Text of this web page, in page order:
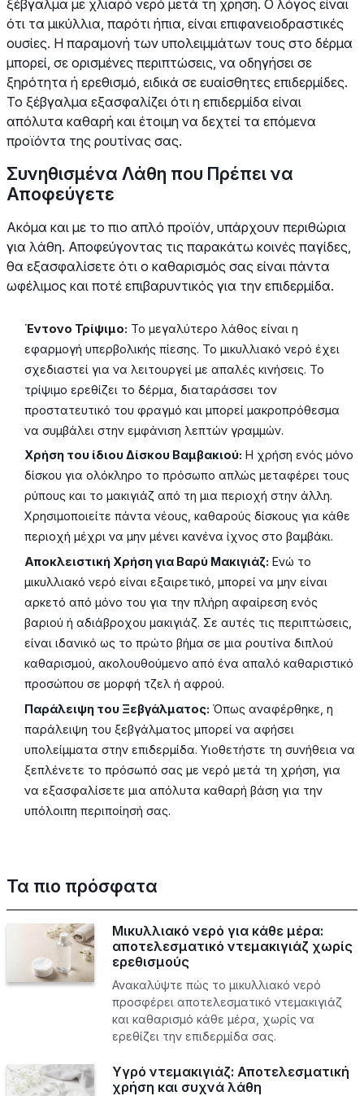
ξέβγαλμα με χλιαρό νερό μετά τη χρήση. Ο λόγος είναι
ότι τα μικύλλια, παρότι ήπια, είναι επιφανειοδραστικές
ουσίες. Η παραμονή των υπολειμμάτων τους στο δέρμα
μπορεί, σε ορισμένες περιπτώσεις, να οδηγήσει σε
ξηρότητα ή ερεθισμό, ειδικά σε ευαίσθητες επιδερμίδες.
Το ξέβγαλμα εξασφαλίζει ότι η επιδερμίδα είναι
απόλυτα καθαρή και έτοιμη να δεχτεί τα επόμενα
προϊόντα της ρουτίνας σας.
Συνηθισμένα Λάθη που Πρέπει να
Αποφεύγετε
Ακόμα και με το πιο απλό προϊόν, υπάρχουν περιθώρια
για λάθη. Αποφεύγοντας τις παρακάτω κοινές παγίδες,
θα εξασφαλίσετε ότι ο καθαρισμός σας είναι πάντα
ωφέλιμος και ποτέ επιβαρυντικός για την επιδερμίδα.
Έντονο Τρίψιμο: Το μεγαλύτερο λάθος είναι η
εφαρμογή υπερβολικής πίεσης. Το μικυλλιακό νερό έχει
σχεδιαστεί για να λειτουργεί με απαλές κινήσεις. Το
τρίψιμο ερεθίζει το δέρμα, διαταράσσει τον
προστατευτικό του φραγμό και μπορεί μακροπρόθεσμα
να συμβάλει στην εμφάνιση λεπτών γραμμών.
Χρήση του ίδιου Δίσκου Βαμβακιού: Η χρήση ενός μόνο
δίσκου για ολόκληρο το πρόσωπο απλώς μεταφέρει τους
ρύπους και το μακιγιάζ από τη μια περιοχή στην άλλη.
Χρησιμοποιείτε πάντα νέους, καθαρούς δίσκους για κάθε
περιοχή μέχρι να μην μένει κανένα ίχνος στο βαμβάκι.
Αποκλειστική Χρήση για Βαρύ Μακιγιάζ: Ενώ το
μικυλλιακό νερό είναι εξαιρετικό, μπορεί να μην είναι
αρκετό από μόνο του για την πλήρη αφαίρεση ενός
βαριού ή αδιάβροχου μακιγιάζ. Σε αυτές τις περιπτώσεις,
είναι ιδανικό ως το πρώτο βήμα σε μια ρουτίνα διπλού
καθαρισμού, ακολουθούμενο από ένα απαλό καθαριστικό
προσώπου σε μορφή τζελ ή αφρού.
Παράλειψη του Ξεβγάλματος: Όπως αναφέρθηκε, η
παράλειψη του ξεβγάλματος μπορεί να αφήσει
υπολείμματα στην επιδερμίδα. Υιοθετήστε τη συνήθεια να
ξεπλένετε το πρόσωπό σας με νερό μετά τη χρήση, για
να εξασφαλίσετε μια απόλυτα καθαρή βάση για την
υπόλοιπη περιποίησή σας.
Τα πιο πρόσφατα
Μικυλλιακό νερό για κάθε μέρα:
αποτελεσματικό ντεμακιγιάζ χωρίς
ερεθισμούς
Ανακαλύψτε πώς το μικυλλιακό νερό
προσφέρει αποτελεσματικό ντεμακιγιάζ
και καθαρισμό κάθε μέρα, χωρίς να
ερεθίζει την επιδερμίδα σας.
Υγρό ντεμακιγιάζ: Αποτελεσματική
χρήση και συχνά λάθη